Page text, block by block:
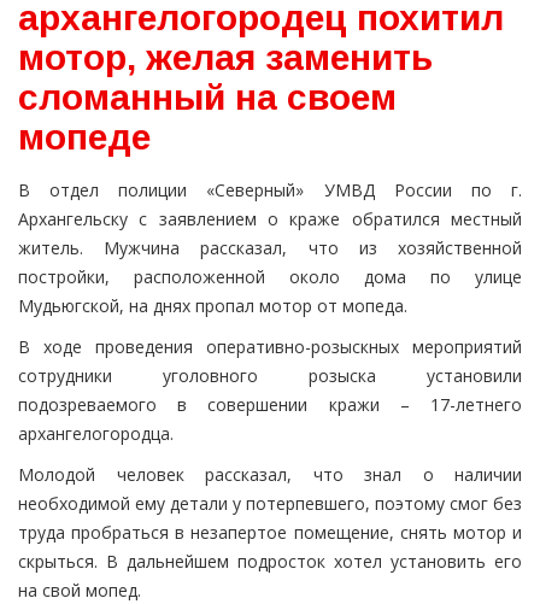
архангелогородец похитил
мотор, желая заменить
сломанный на своем
мопеде
В отдел полиции «Северный» УМВД России по г.
Архангельску с заявлением о краже обратился местный
житель. Мужчина рассказал, что из хозяйственной
постройки, расположенной около дома по улице
Мудьюгской, на днях пропал мотор от мопеда.
В ходе проведения оперативно-розыскных мероприятий
сотрудники уголовного розыска установили
подозреваемого в совершении кражи – 17-летнего
архангелогородца.
Молодой человек рассказал, что знал о наличии
необходимой ему детали у потерпевшего, поэтому смог без
труда пробраться в незапертое помещение, снять мотор и
скрыться. В дальнейшем подросток хотел установить его
на свой мопед.